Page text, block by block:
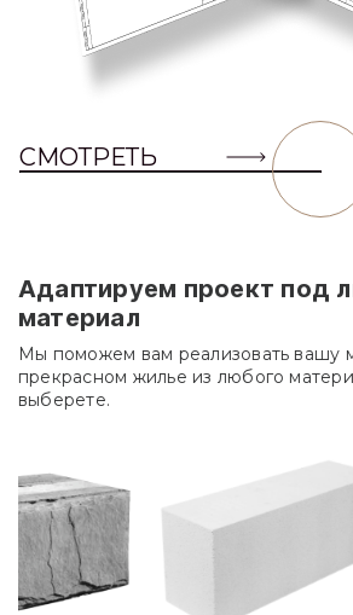
СМОТРЕТЬ
Адаптируем проект под
материал
Мы поможем вам реализовать вашу
прекрасном жилье из любого
выберете.